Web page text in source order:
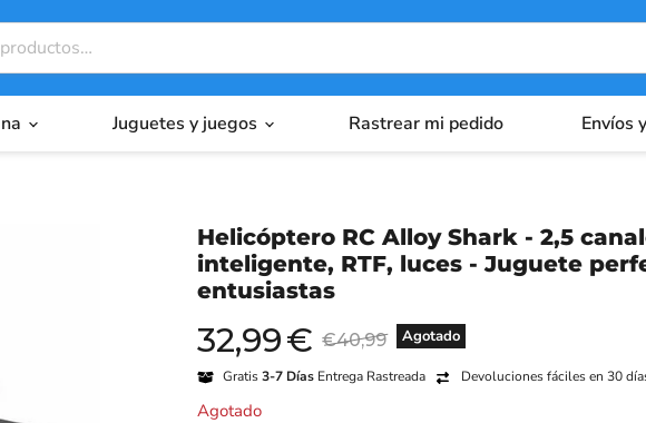
Juguetes y juegos Rastrear mi pedido Envíos
Helicóptero RC Alloy Shark - 2,5
inteligente, RTF, luces - Juguete
entusiastas
Agotado
Precio actual
32,99€ Precio original
€40,99
Gratis3-7 Días Entrega Rastreada Devoluciones fáciles en 30
Agotado